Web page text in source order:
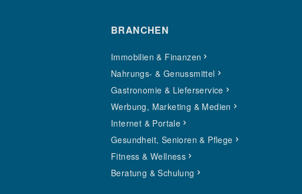
BRANCHEN
Immobilien & Finanzen
Nahrungs- & Genussmittel
Gastronomie & Lieferservice
Werbung, Marketing & Medien
Internet & Portale
Gesundheit, Senioren & Pflege
Fitness & Wellness
Beratung & Schulung